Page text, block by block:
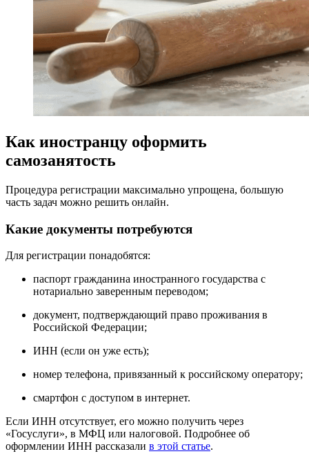
Как иностранцу оформить
самозанятость
Процедура регистрации максимально упрощена, большую
часть задач можно решить онлайн.
Какие документы потребуются
Для регистрации понадобятся:
паспорт гражданина иностранного государства с
нотариально заверенным переводом;
документ, подтверждающий право проживания в
Российской Федерации;
ИНН (если он уже есть);
номер телефона, привязанный к российскому оператору;
смартфон с доступом в интернет.
Если ИНН отсутствует, его можно получить через
«Госуслуги», в МФЦ или налоговой. Подробнее об
оформлении ИНН рассказали в этой статье.